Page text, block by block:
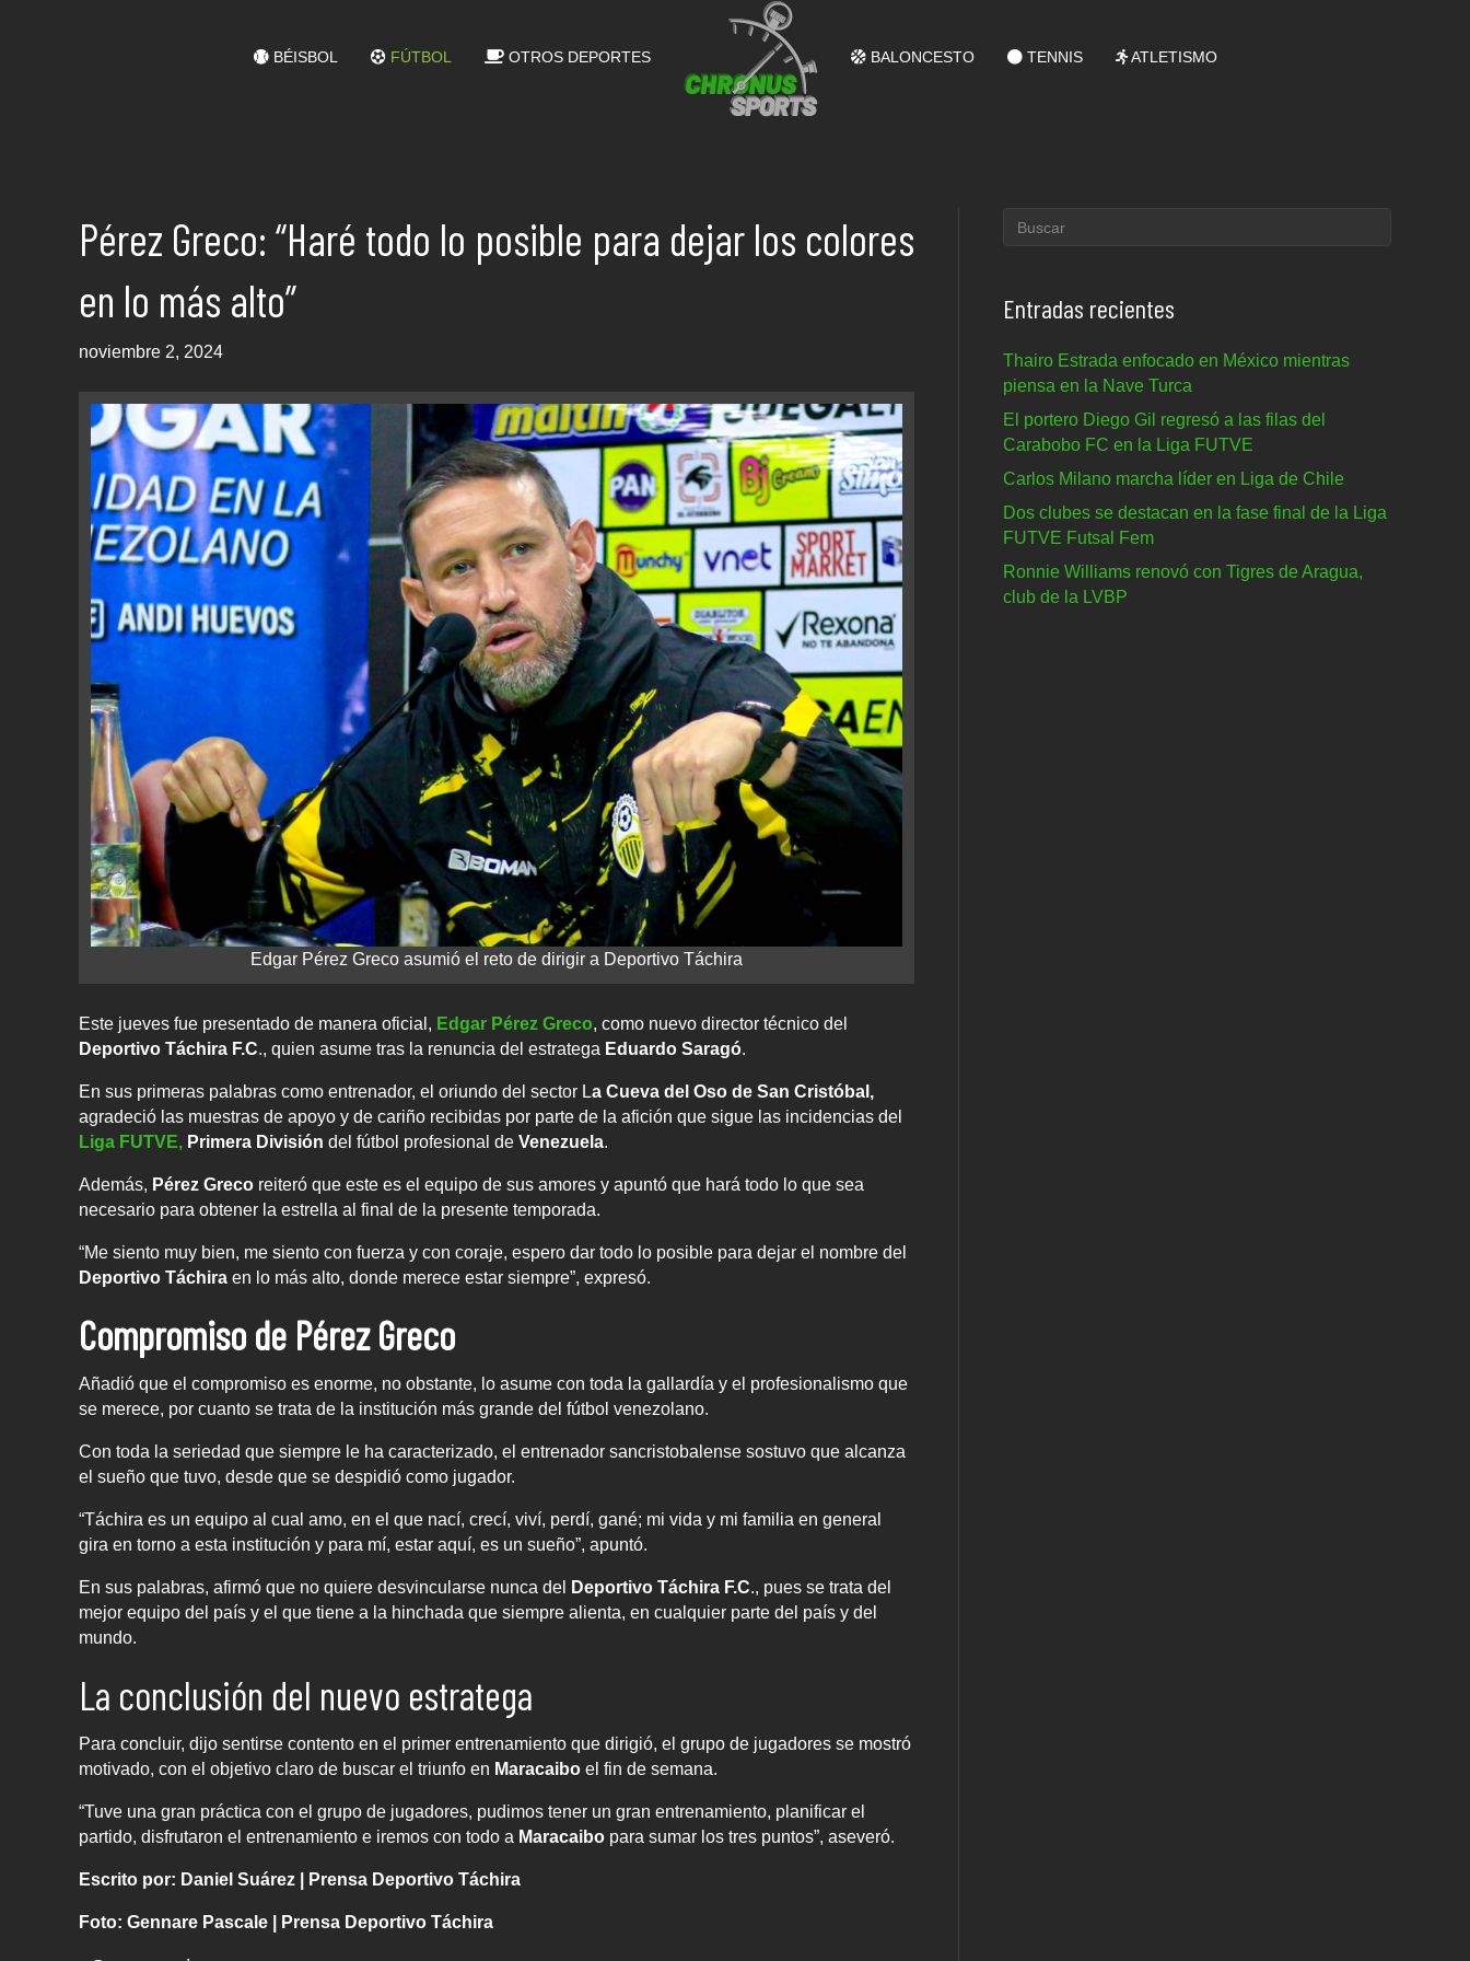
BÉISBOL FÚTBOL OTROS DEPORTES BALONCESTO TENNIS ATLETISMO
Pérez Greco: “Haré todo lo posible para dejar los colores
en lo más alto”
noviembre 2, 2024
Edgar Pérez Greco asumió el reto de dirigir a Deportivo Táchira
Este jueves fue presentado de manera oficial, Edgar Pérez Greco, como nuevo director técnico del
Deportivo Táchira F.C., quien asume tras la renuncia del estratega Eduardo Saragó.
En sus primeras palabras como entrenador, el oriundo del sector La Cueva del Oso de San Cristóbal,
agradeció las muestras de apoyo y de cariño recibidas por parte de la afición que sigue las incidencias del
Liga FUTVE, Primera División del fútbol profesional de Venezuela.
Además, Pérez Greco reiteró que este es el equipo de sus amores y apuntó que hará todo lo que sea
necesario para obtener la estrella al final de la presente temporada.
“Me siento muy bien, me siento con fuerza y con coraje, espero dar todo lo posible para dejar el nombre del
Deportivo Táchira en lo más alto, donde merece estar siempre”, expresó.
Compromiso de Pérez Greco
Añadió que el compromiso es enorme, no obstante, lo asume con toda la gallardía y el profesionalismo que
se merece, por cuanto se trata de la institución más grande del fútbol venezolano.
Con toda la seriedad que siempre le ha caracterizado, el entrenador sancristobalense sostuvo que alcanza
el sueño que tuvo, desde que se despidió como jugador.
“Táchira es un equipo al cual amo, en el que nací, crecí, viví, perdí, gané; mi vida y mi familia en general
gira en torno a esta institución y para mí, estar aquí, es un sueño”, apuntó.
En sus palabras, afirmó que no quiere desvincularse nunca del Deportivo Táchira F.C., pues se trata del
mejor equipo del país y el que tiene a la hinchada que siempre alienta, en cualquier parte del país y del
mundo.
La conclusión del nuevo estratega
Para concluir, dijo sentirse contento en el primer entrenamiento que dirigió, el grupo de jugadores se mostró
motivado, con el objetivo claro de buscar el triunfo en Maracaibo el fin de semana.
“Tuve una gran práctica con el grupo de jugadores, pudimos tener un gran entrenamiento, planificar el
partido, disfrutaron el entrenamiento e iremos con todo a Maracaibo para sumar los tres puntos”, aseveró.
Escrito por: Daniel Suárez | Prensa Deportivo Táchira
Foto: Gennare Pascale | Prensa Deportivo Táchira
Entradas recientes
Thairo Estrada enfocado en México mientras
piensa en la Nave Turca
El portero Diego Gil regresó a las filas del
Carabobo FC en la Liga FUTVE
Carlos Milano marcha líder en Liga de Chile
Dos clubes se destacan en la fase final de la Liga
FUTVE Futsal Fem
Ronnie Williams renovó con Tigres de Aragua,
club de la LVBP